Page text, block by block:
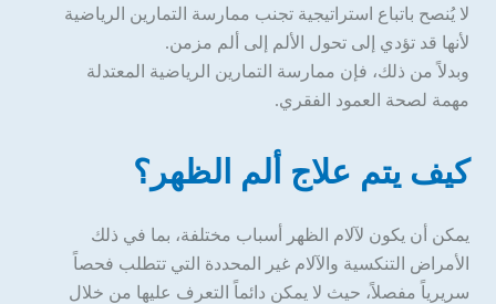
لا يُنصح باتباع استراتيجية تجنب ممارسة التمارين الرياضية
لأنها قد تؤدي إلى تحول الألم إلى ألم مزمن.
وبدلاً من ذلك، فإن ممارسة التمارين الرياضية المعتدلة
مهمة لصحة العمود الفقري.
كيف يتم علاج ألم الظهر؟
يمكن أن يكون لآلام الظهر أسباب مختلفة، بما في ذلك
الأمراض التنكسية والآلام غير المحددة التي تتطلب فحصاً
سريرياً مفصلاً، حيث لا يمكن دائماً التعرف عليها من خلال